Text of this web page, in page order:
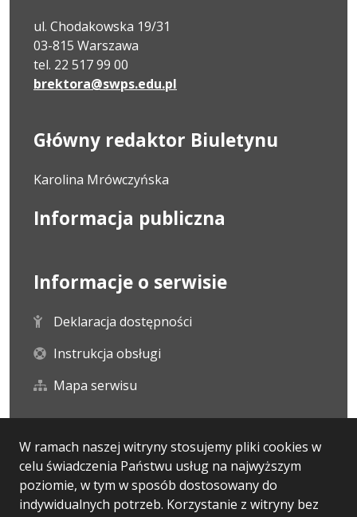
W ramach naszej witryny stosujemy pliki cookies w
celu świadczenia Państwu usług na najwyższym
poziomie, w tym w sposób dostosowany do
indywidualnych potrzeb. Korzystanie z witryny bez
ul. Chodakowska 19/31
03-815 Warszawa
tel. 22 517 99 00
brektora@swps.edu.pl
Główny redaktor Biuletynu
Karolina Mrówczyńska
Informacja publiczna
Informacje o serwisie
Deklaracja dostępności
Instrukcja obsługi
Mapa serwisu
Statystyka i dane osobowe
Statystyki oglądalności
Ostatnio dodane